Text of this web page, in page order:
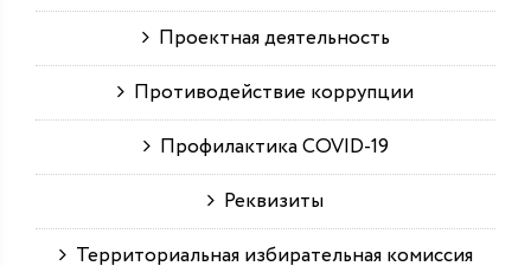
Проектная деятельность
Противодействие коррупции
Профилактика COVID-19
Реквизиты
Территориальная избирательная комиссия